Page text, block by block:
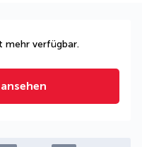
mehr verfügbar.